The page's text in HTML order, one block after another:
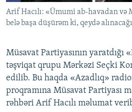
İZ - MƏDƏNIYYƏT PROQRAMI
MATERIALLARIMIZDAN ISTIFADƏ
BIZIMLƏ ƏLAQƏ
XƏBƏR BÜLLETENLƏRIMIZ
Arif Hacılı: «Ümumi ab-havadan və
belə başa düşürəm ki, qeydə
Müsavat Partiyasının yaratdığı
təşviqat qrupu Mərkəzi Seçki
edilib. Bu haqda «Azadlıq»
proqramına Müsavat Partiyası
rəhbəri Arif Hacılı məlumat